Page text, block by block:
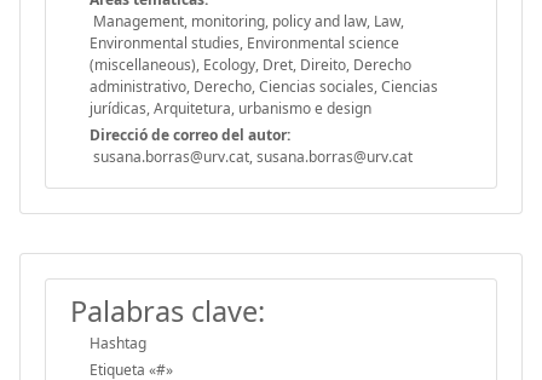
Management, monitoring, policy and law, Law,
Environmental studies, Environmental science
(miscellaneous), Ecology, Dret, Direito, Derecho
administrativo, Derecho, Ciencias sociales, Ciencias
jurídicas, Arquitetura, urbanismo e design
Direcció de correo del autor:
susana.borras@urv.cat, susana.borras@urv.cat
Palabras clave:
Hashtag
Etiqueta «#»